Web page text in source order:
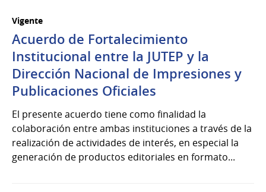
Vigente
Acuerdo de Fortalecimiento
Institucional entre la JUTEP y la
Dirección Nacional de Impresiones y
Publicaciones Oficiales
El presente acuerdo tiene como finalidad la
colaboración entre ambas instituciones a través de la
realización de actividades de interés, en especial la
generación de productos editoriales en formato...